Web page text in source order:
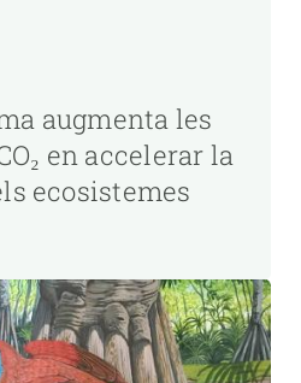
augmenta les
en accelerar la
ecosistemes